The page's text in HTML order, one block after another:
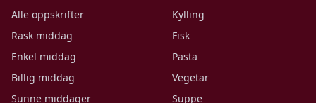
Alle oppskrifter
Rask middag
Enkel middag
Billig middag
Sunne middager
Kylling
Fisk
Pasta
Vegetar
Suppe